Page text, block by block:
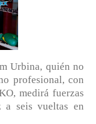
Urbina, quién no
profesional, con
medirá fuerzas
a seis vueltas en